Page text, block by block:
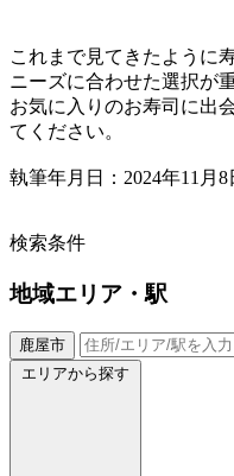
これまで見てきたように
ニーズに合わせた選択が
お気に入りのお寿司に出
てください。
執筆年月日：2024年11月8
検索条件
地域エリア・駅
鹿屋市
エリアから探す